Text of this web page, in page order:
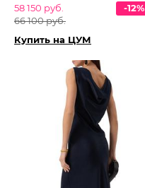
58 150 руб.
66 100 руб.
-12%
Купить на ЦУМ